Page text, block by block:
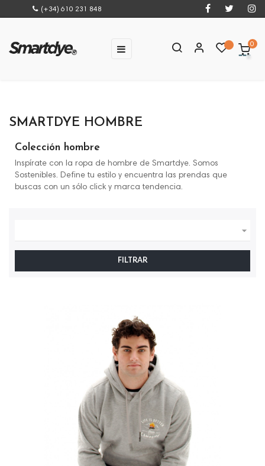
(+34) 610 231 848
Navegación
☰ 0
SMARTDYE HOMBRE
Colección hombre
Inspírate con la ropa de hombre de Smartdye. Somos
Sostenibles. Define tu estilo y encuentra las prendas que
buscas con un sólo click y marca tendencia.

FILTRAR